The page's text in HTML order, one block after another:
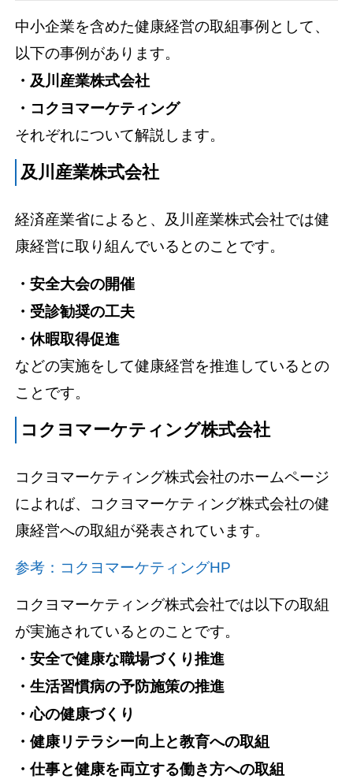
中小企業を含めた健康経営の取組事例として、
以下の事例があります。
・及川産業株式会社
・コクヨマーケティング
それぞれについて解説します。
及川産業株式会社
経済産業省によると、及川産業株式会社では健
康経営に取り組んでいるとのことです。
・安全大会の開催
・受診勧奨の工夫
・休暇取得促進
などの実施をして健康経営を推進しているとの
ことです。
コクヨマーケティング株式会社
コクヨマーケティング株式会社のホームページ
によれば、コクヨマーケティング株式会社の健
康経営への取組が発表されています。
参考：コクヨマーケティングHP
コクヨマーケティング株式会社では以下の取組
が実施されているとのことです。
・安全で健康な職場づくり推進
・生活習慣病の予防施策の推進
・心の健康づくり
・健康リテラシー向上と教育への取組
・仕事と健康を両立する働き方への取組